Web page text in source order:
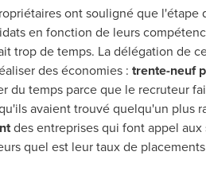
ont souligné que l'étape
en fonction de leurs
trop de temps. La délégation de
des économies : trente-neuf
du temps parce que le recruteur
avaient trouvé quelqu'un plus
des entreprises qui font appel
quel est leur taux de